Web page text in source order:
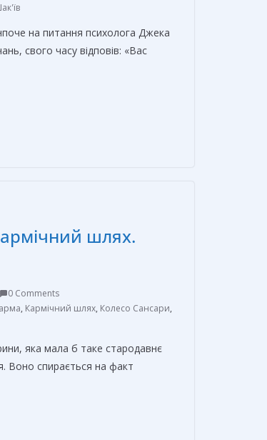
на питання психолога Джека
свого часу відповів: «Вас
шлях.
0 Comments
, Кармічний шлях, Колесо Сансари,
яка мала б таке стародавнє
Воно спирається на факт